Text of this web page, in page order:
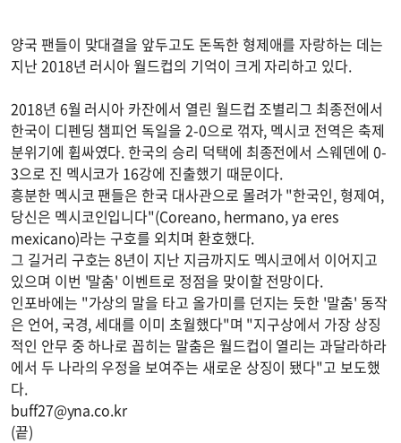
양국 팬들이 맞대결을 앞두고도 돈독한 형제애를 자랑하는 데는
지난 2018년 러시아 월드컵의 기억이 크게 자리하고 있다.
2018년 6월 러시아 카잔에서 열린 월드컵 조별리그 최종전에서
한국이 디펜딩 챔피언 독일을 2-0으로 꺾자, 멕시코 전역은 축제
분위기에 휩싸였다. 한국의 승리 덕택에 최종전에서 스웨덴에 0-
3으로 진 멕시코가 16강에 진출했기 때문이다.
흥분한 멕시코 팬들은 한국 대사관으로 몰려가 "한국인, 형제여,
당신은 멕시코인입니다"(Coreano, hermano, ya eres
mexicano)라는 구호를 외치며 환호했다.
그 길거리 구호는 8년이 지난 지금까지도 멕시코에서 이어지고
있으며 이번 '말춤' 이벤트로 정점을 맞이할 전망이다.
인포바에는 "가상의 말을 타고 올가미를 던지는 듯한 '말춤' 동작
은 언어, 국경, 세대를 이미 초월했다"며 "지구상에서 가장 상징
적인 안무 중 하나로 꼽히는 말춤은 월드컵이 열리는 과달라하라
에서 두 나라의 우정을 보여주는 새로운 상징이 됐다"고 보도했
다.
buff27@yna.co.kr
(끝)